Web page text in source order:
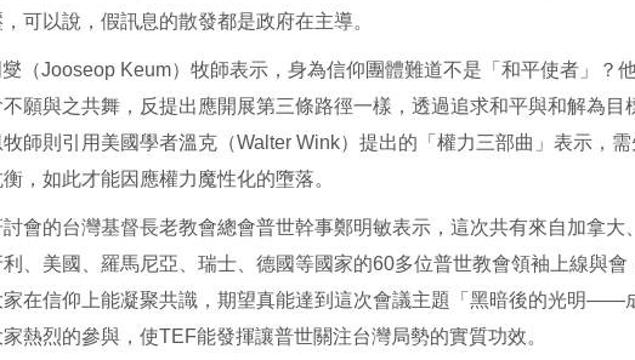
可以說，假訊息的散發都是政府在主導。
（Jooseop Keum）牧師表示，身為信仰團體難道不是「和平使者」？
願與之共舞，反提出應開展第三條路徑一樣，透過追求和平與和解為目
師則引用美國學者溫克（Walter Wink）提出的「權力三部曲」表示，
，如此才能因應權力魔性化的墮落。
會的台灣基督長老教會總會普世幹事鄭明敏表示，這次共有來自加拿大
、美國、羅馬尼亞、瑞士、德國等國家的60多位普世教會領袖上線與會
在信仰上能凝聚共識，期望真能達到這次會議主題「黑暗後的光明——
熱烈的參與，使TEF能發揮讓普世關注台灣局勢的實質功效。